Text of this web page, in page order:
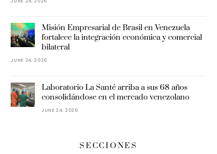
Misión Empresarial de Brasil en Venezuela
fortalece la integración económica y comercial
bilateral
JUNE 24, 2026
Laboratorio La Santé arriba a sus 68 años
consolidándose en el mercado venezolano
JUNE 24, 2026
SECCIONES